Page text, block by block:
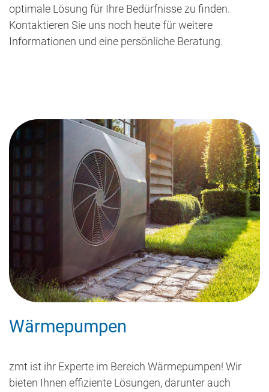
optimale Lösung für Ihre Bedürfnisse zu finden.
Kontaktieren Sie uns noch heute für weitere
Informationen und eine persönliche Beratung.
Wärmepumpen
zmt ist ihr Experte im Bereich Wärmepumpen! Wir
bieten Ihnen effiziente Lösungen, darunter auch